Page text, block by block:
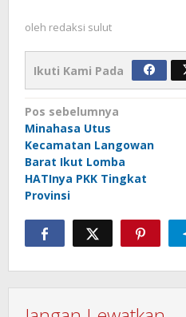
oleh redaksi sulut
Ikuti Kami Pada
Navigasi
pos
Pos sebelumnya
Minahasa Utus
Kecamatan Langowan
Barat Ikut Lomba
HATInya PKK Tingkat
Provinsi